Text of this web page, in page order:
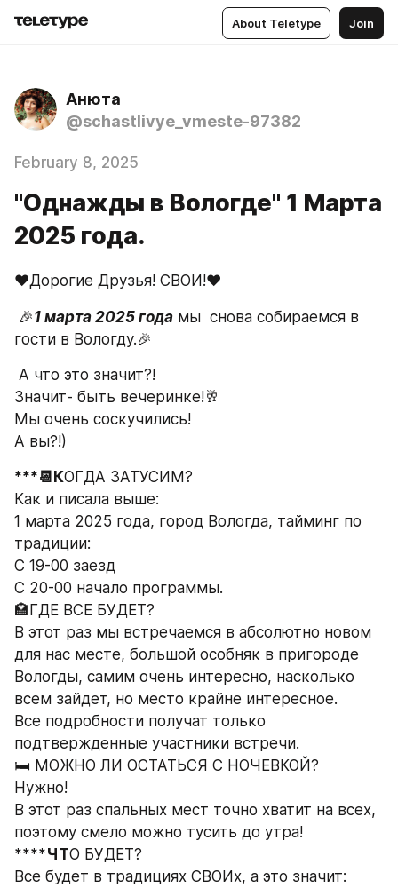
About Teletype Join
Анюта
@schastlivye_vmeste-97382
February 8, 2025
"Однажды в Вологде" 1 Марта
2025 года.
❤️Дорогие Друзья! СВОИ!❤️
🎉1 марта 2025 года мы  снова собираемся в
гости в Вологду.🎉
А что это значит?!
Значит- быть вечеринке!🥂
Мы очень соскучились!
А вы?!)
***📆КОГДА ЗАТУСИМ?
Как и писала выше:
1 марта 2025 года, город Вологда, тайминг по
традиции:
С 19-00 заезд
С 20-00 начало программы.
🏩ГДЕ ВСЕ БУДЕТ?
В этот раз мы встречаемся в абсолютно новом
для нас месте, большой особняк в пригороде
Вологды, самим очень интересно, насколько
всем зайдет, но место крайне интересное.
Все подробности получат только
подтвержденные участники встречи.
🛏 МОЖНО ЛИ ОСТАТЬСЯ С НОЧЕВКОЙ?
Нужно!
В этот раз спальных мест точно хватит на всех,
поэтому смело можно тусить до утра!
****ЧТО БУДЕТ?
Все будет в традициях СВОИх, а это значит: